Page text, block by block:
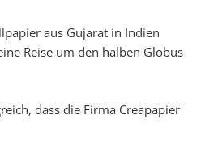
aus Gujarat in Indien
Reise um den halben Globus
dass die Firma Creapapier